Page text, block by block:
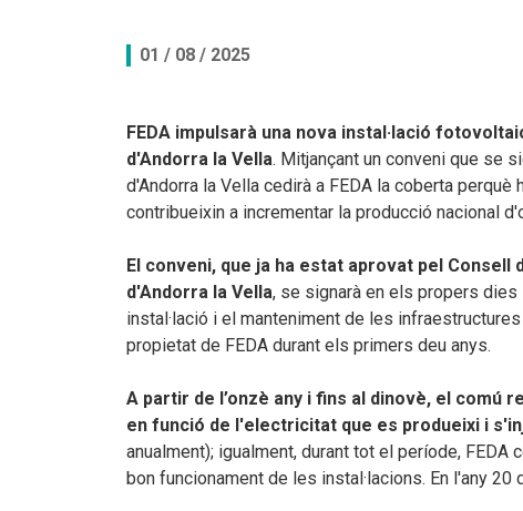
Documents per descarregar
Documents per descarregar
Peticions
Medi ambient, seguretat i salut
01 / 08 / 2025
FEDA impulsarà una nova instal·lació
d'Andorra la Vella. Mitjançant un conveni que se
d'Andorra la Vella cedirà a FEDA la coberta
contribueixin a incrementar la producció nacional
El conveni, que ja ha estat aprovat pel Consell
d'Andorra la Vella, se signarà en els propers
instal·lació i el manteniment de les
propietat de FEDA durant els primers deu anys.
A partir de l’onzè any i fins al dinovè, el comú
en funció de l'electricitat que es produeixi i
anualment); igualment, durant tot el període,
bon funcionament de les instal·lacions. En l'any